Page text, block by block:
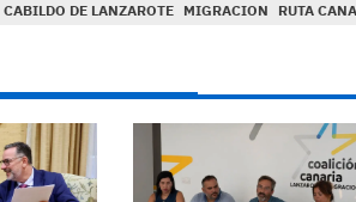
CABILDO DE LANZAROTE MIGRACION RUTA